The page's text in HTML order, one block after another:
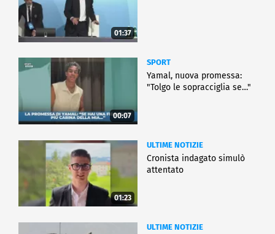
01:37
00:07
SPORT
Yamal, nuova promessa:
"Tolgo le sopracciglia se…"
01:23
ULTIME NOTIZIE
Cronista indagato simulò
attentato
ULTIME NOTIZIE